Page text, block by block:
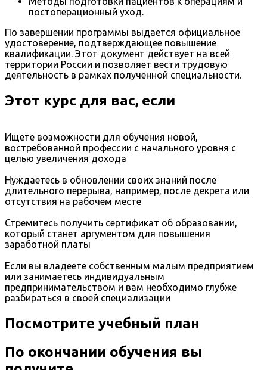
постоперационный уход.
По завершении программы выдается официальное
удостоверение, подтверждающее повышение
квалификации. Этот документ действует на всей
территории России и позволяет вести трудовую
деятельность в рамках полученной специальности.
Этот курс для вас, если
Ищете возможности для обучения новой,
востребованной профессии с начального уровня с
целью увеличения дохода
Нуждаетесь в обновлении своих знаний после
длительного перерыва, например, после декрета или
отсутствия на рабочем месте
Стремитесь получить сертификат об образовании,
который станет аргументом для повышения
заработной платы
Если вы владеете собственным малым предприятием
или занимаетесь индивидуальным
предпринимательством и вам необходимо глубже
разбираться в своей специализации
Посмотрите учебный план
По окончании обучения вы